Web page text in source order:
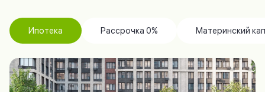
Ипотека Рассрочка 0% Материнский